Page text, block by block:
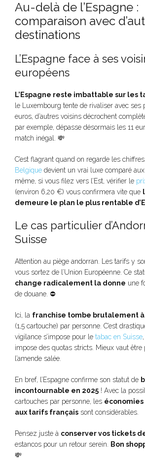
Au-delà de l’Espagne :
comparaison avec
destinations
L’Espagne face à ses
européens
L’Espagne reste imbattable sur les
le Luxembourg tente de rivaliser avec ses
euros, d’autres voisins décrochent
par exemple, dépasse désormais les 11
match inégal. 💸
C’est flagrant quand on regarde les
Belgique devient un vrai luxe comparé
même, si vous filez vers l’Est, vérifier le
(environ 6,20 €) vous confirmera vite que
demeure le plan le plus rentable
Le cas particulier
Suisse
Attention au piège andorran. Les tarifs y
vous sortez de l’Union Européenne. Ce
change radicalement la donne une
de douane. ⛔
Ici, la franchise tombe brutalement
(1,5 cartouche) par personne. C’est
vigilance s’impose pour le tabac en Suisse
impose des quotas stricts. Mieux vaut être
l’amende salée.
En bref, l’Espagne confirme son statut de
incontournable en 2025 ! Avec la
cartouches par personne, les
aux tarifs français sont considérables.
Pensez juste à conserver vos tickets
estancos pour un retour serein. Bon
💸